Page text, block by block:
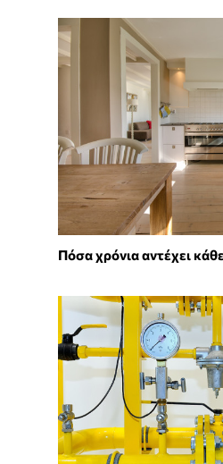
Πόσα χρόνια αντέχει